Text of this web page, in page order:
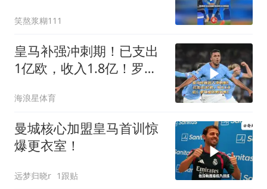
笑熬浆糊111
皇马补强冲刺期！已支出
1亿欧，收入1.8亿！罗德
海浪星体育
曼城核心加盟皇马首训惊
爆更衣室！
远梦归晓r 1跟贴